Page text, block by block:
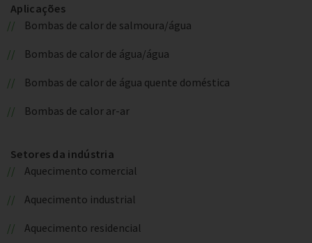
Aplicações
Bombas de calor de salmoura/água
Bombas de calor de água/água
Bombas de calor de água quente doméstica
Bombas de calor ar-ar
Setores da indústria
Aquecimento comercial
Aquecimento industrial
Aquecimento residencial